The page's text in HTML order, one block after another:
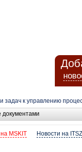
к управлению
документами
Новости на ITSZ
MSKIT